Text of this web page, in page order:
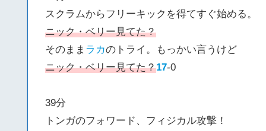
スクラムからフリーキックを得てすぐ始める。
ニック・ベリー見てた？
そのまま ラカのトライ。もっかい言うけど
ニック・ベリー見てた？17-0
39分
トンガのフォワード、フィジカル攻撃！